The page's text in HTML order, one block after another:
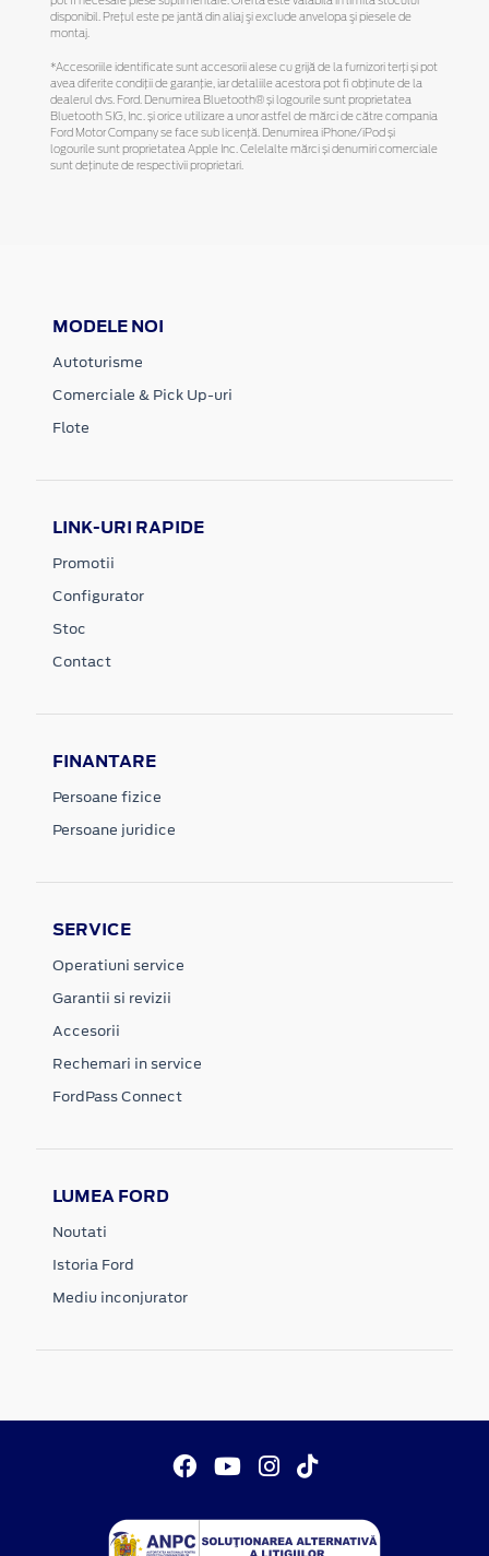
disponibil. Preţul este pe jantă din aliaj şi exclude anvelopa şi piesele de
montaj.
*Accesoriile identificate sunt accesorii alese cu grijă de la furnizori terți și pot
avea diferite condiții de garanție, iar detaliile acestora pot fi obținute de la
dealerul dvs. Ford. Denumirea Bluetooth® și logourile sunt proprietatea
Bluetooth SIG, Inc. și orice utilizare a unor astfel de mărci de către compania
Ford Motor Company se face sub licență. Denumirea iPhone/iPod și
logourile sunt proprietatea Apple Inc. Celelalte mărci și denumiri comerciale
sunt deținute de respectivii proprietari.
MODELE NOI
Autoturisme
Comerciale & Pick Up-uri
Flote
LINK-URI RAPIDE
Promotii
Configurator
Stoc
Contact
FINANTARE
Persoane fizice
Persoane juridice
SERVICE
Operatiuni service
Garantii si revizii
Accesorii
Rechemari in service
FordPass Connect
LUMEA FORD
Noutati
Istoria Ford
Mediu inconjurator